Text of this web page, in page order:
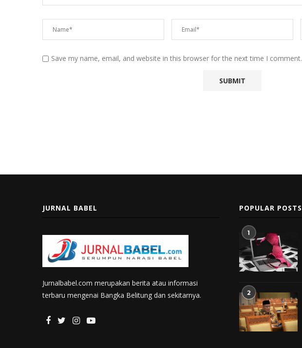
Save my name, email, and website in this browser for the next time I comment.
JURNAL BABEL
Jurnalbabel.com merupakan berita atau informasi
terbaru mengenai Bangka Belitung dan sekitarnya.
POPULAR POSTS
1
2